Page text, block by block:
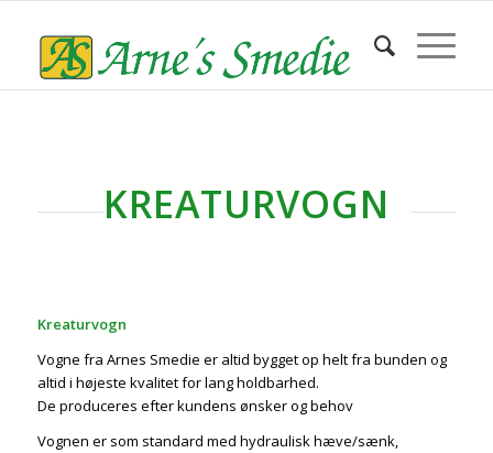
KREATURVOGN
Kreaturvogn
Vogne fra Arnes Smedie er altid bygget op helt fra bunden og
altid i højeste kvalitet for lang holdbarhed.
De produceres efter kundens ønsker og behov
Vognen er som standard med hydraulisk hæve/sænk,